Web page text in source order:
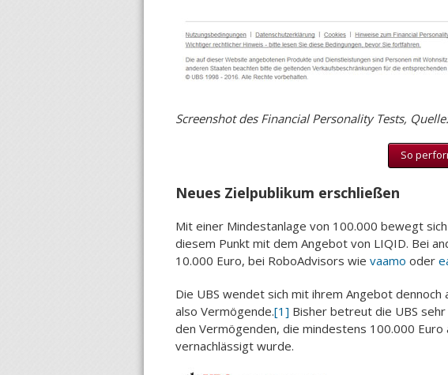
Screenshot des Financial Personality Tests,
So
Neues Zielpublikum erschließen
Mit einer Mindestanlage von 100.000 bewegt
diesem Punkt mit dem Angebot von LIQID. Bei
10.000 Euro, bei RoboAdvisors wie vaamo oder
Die UBS wendet sich mit ihrem Angebot
also Vermögende.[1] Bisher betreut die UBS
den Vermögenden, die mindestens 100.000
vernachlässigt wurde.